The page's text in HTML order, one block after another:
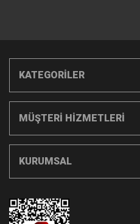
KATEGORİLER
MÜŞTERİ HİZMETLERİ
KURUMSAL